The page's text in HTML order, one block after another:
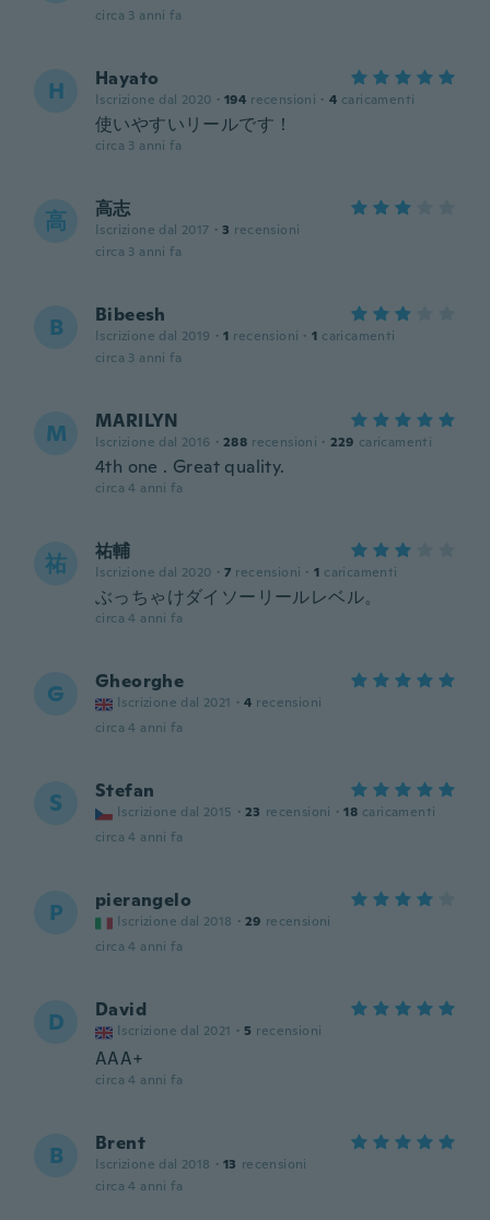
circa 3 anni fa
H Hayato
Iscrizione dal 2020 · 194 recensioni · 4 caricamenti
使いやすいリールです！
circa 3 anni fa
高 高志
Iscrizione dal 2017 · 3 recensioni
circa 3 anni fa
B Bibeesh
Iscrizione dal 2019 · 1 recensioni · 1 caricamenti
circa 3 anni fa
M MARILYN
Iscrizione dal 2016 · 288 recensioni · 229 caricamenti
4th one . Great quality.
circa 4 anni fa
祐 祐輔
Iscrizione dal 2020 · 7 recensioni · 1 caricamenti
ぶっちゃけダイソーリールレベル。
circa 4 anni fa
G Gheorghe
Iscrizione dal 2021 · 4 recensioni
circa 4 anni fa
S Stefan
Iscrizione dal 2015 · 23 recensioni · 18 caricamenti
circa 4 anni fa
P pierangelo
Iscrizione dal 2018 · 29 recensioni
circa 4 anni fa
D David
Iscrizione dal 2021 · 5 recensioni
AAA+
circa 4 anni fa
B Brent
Iscrizione dal 2018 · 13 recensioni
circa 4 anni fa